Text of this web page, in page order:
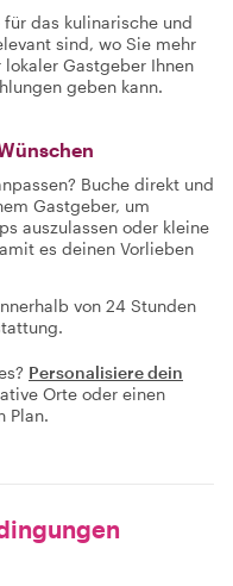
das kulinarische und
sind, wo Sie mehr
Gastgeber Ihnen
geben kann.
Buche direkt und
Gastgeber, um
auszulassen oder kleine
es deinen Vorlieben
von 24 Stunden
Personalisiere dein
Orte oder einen
Plan.